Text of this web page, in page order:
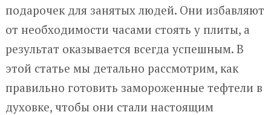
подарочек для занятых людей. Они избавляют
от необходимости часами стоять у плиты, а
результат оказывается всегда успешным. В
этой статье мы детально рассмотрим, как
правильно готовить замороженные тефтели в
духовке, чтобы они стали настоящим